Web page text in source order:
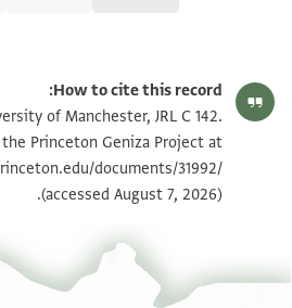
JRL C 142 1 / 1 leaf, verso
תנאי היתר שימוש בתצלום
How to cite this record:
of Manchester, JRL C 142.
Princeton Geniza Project at
documents/31992/
(accessed August 7, 2026).